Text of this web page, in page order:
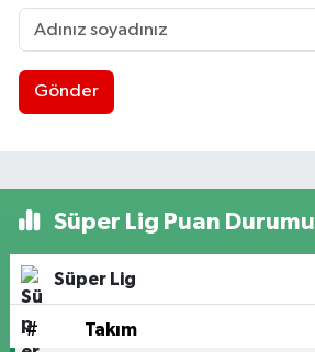
Gönder
Süper Lig Puan Durumu
Süper Lig
# Takım